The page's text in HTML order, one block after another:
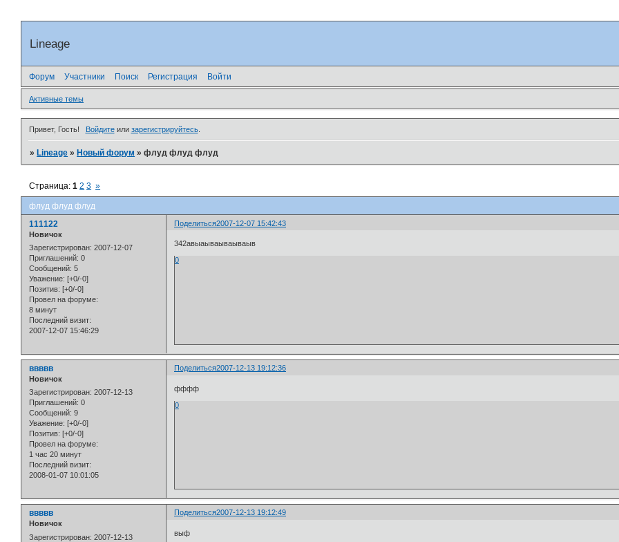
Lineage
Форум Участники Поиск Регистрация Войти
Активные темы
Привет, Гость! Войдитеили зарегистрируйтесь.
»Lineage »Новый форум »флуд флуд флуд
флуд флуд флуд
Страница:1 2 3 »
Поделиться2007-12-07 15:42:43
111122
Новичок
Зарегистрирован: 2007-12-07
Приглашений: 0
Сообщений: 5
Уважение: [+0/-0]
Позитив: [+0/-0]
Провел на форуме:
8 минут
Последний визит:
2007-12-07 15:46:29
342авыаываываываыв
0
Поделиться2007-12-13 19:12:36
ввввв
Новичок
Зарегистрирован: 2007-12-13
Приглашений: 0
Сообщений: 9
Уважение: [+0/-0]
Позитив: [+0/-0]
Провел на форуме:
1 час 20 минут
Последний визит:
2008-01-07 10:01:05
фффф
0
Поделиться2007-12-13 19:12:49
ввввв
Новичок
Зарегистрирован: 2007-12-13
выф